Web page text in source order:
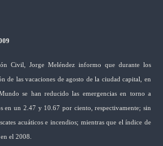
Civil, Jorge Meléndez informo que durante los
de las vacaciones de agosto de la ciudad capital, en
se han reducido las emergencias en torno a
en un 2.47 y 10.67 por ciento, respectivamente; sin
acuáticos e incendios; mientras que el índice de
el 2008.